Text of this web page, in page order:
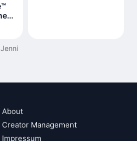
About
Creator Management
Impressum